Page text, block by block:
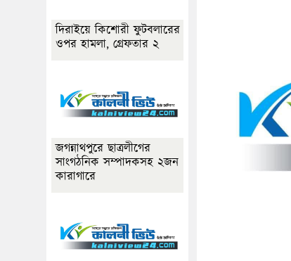
দিরাইয়ে কিশোরী ফুটবলারের
ওপর হামলা, গ্রেফতার ২
জগন্নাথপুরে ছাত্রলীগের
সাংগঠনিক সম্পাদকসহ ২জন
কারাগারে